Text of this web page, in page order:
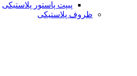
پیپت پاستور پلاستیکی
ظروف پلاستیکی